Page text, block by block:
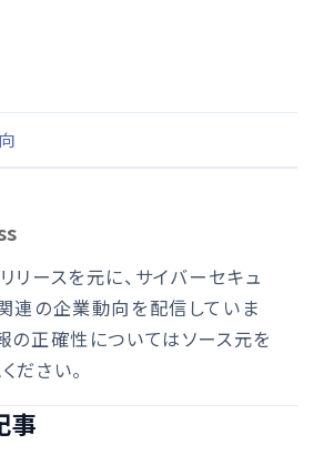
リースを元に、サイバーセキュ
連の企業動向を配信していま
の正確性についてはソース元を
ださい。
事